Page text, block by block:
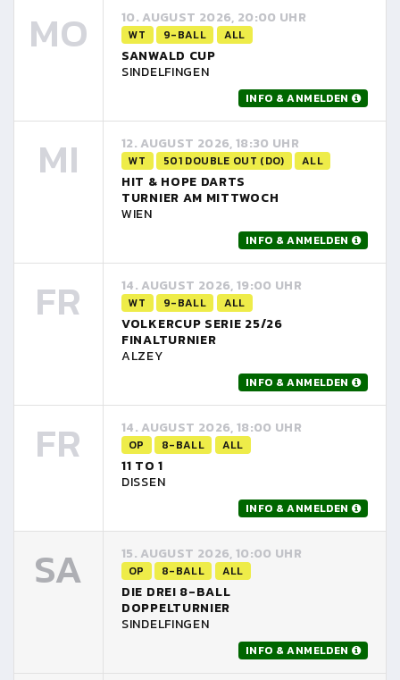
MO 10. AUGUST 2026, 20:00 UHR
WT 9-BALL ALL
SANWALD CUP
SINDELFINGEN
INFO & ANMELDEN
MI 12. AUGUST 2026, 18:30 UHR
WT 501 DOUBLE OUT (DO) ALL
HIT & HOPE DARTS
TURNIER AM MITTWOCH
WIEN
INFO & ANMELDEN
FR 14. AUGUST 2026, 19:00 UHR
WT 9-BALL ALL
VOLKERCUP SERIE 25/26
FINALTURNIER
ALZEY
INFO & ANMELDEN
FR 14. AUGUST 2026, 18:00 UHR
OP 8-BALL ALL
11 TO 1
DISSEN
INFO & ANMELDEN
SA 15. AUGUST 2026, 10:00 UHR
OP 8-BALL ALL
DIE DREI 8-BALL
DOPPELTURNIER
SINDELFINGEN
INFO & ANMELDEN